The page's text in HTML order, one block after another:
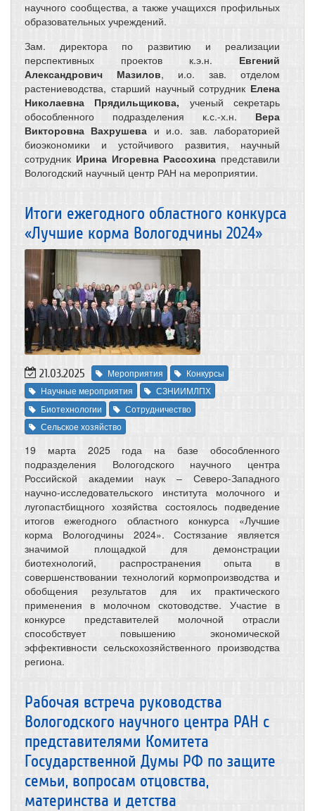
научного сообщества, а также учащихся профильных
образовательных учреждений.
Зам. директора по развитию и реализации
перспективных проектов к.э.н. Евгений
Александрович Мазилов, и.о. зав. отделом
растениеводства, старший научный сотрудник Елена
Николаевна Прядильщикова, ученый секретарь
обособленного подразделения к.с.-х.н. Вера
Викторовна Вахрушева и и.о. зав. лабораторией
биоэкономики и устойчивого развития, научный
сотрудник Ирина Игоревна Рассохина представили
Вологодский научный центр РАН на мероприятии.
Итоги ежегодного областного конкурса
«Лучшие корма Вологодчины 2024»
21.03.2025 Мероприятия
Конкурсы
Научные мероприятия
СЗНИИМЛПХ
Биотехнологии
Сотрудничество
Сельское хозяйство
19 марта 2025 года на базе обособленного
подразделения Вологодского научного центра
Российской академии наук – Северо-Западного
научно-исследовательского института молочного и
лугопастбищного хозяйства состоялось подведение
итогов ежегодного областного конкурса «Лучшие
корма Вологодчины 2024». Состязание является
значимой площадкой для демонстрации
биотехнологий, распространения опыта в
совершенствовании технологий кормопроизводства и
обобщения результатов для их практического
применения в молочном скотоводстве. Участие в
конкурсе представителей молочной отрасли
способствует повышению экономической
эффективности сельскохозяйственного производства
региона.
Рабочая встреча руководства
Вологодского научного центра РАН с
представителями Комитета
Государственной Думы РФ по защите
семьи, вопросам отцовства,
материнства и детства